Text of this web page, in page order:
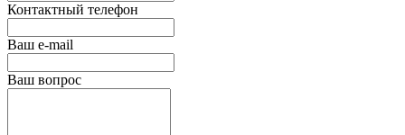
Контактный телефон
Ваш e-mail
Ваш вопрос